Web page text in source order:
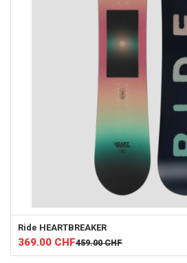
Ride HEARTBREAKER
369.00 CHF459.00 CHF